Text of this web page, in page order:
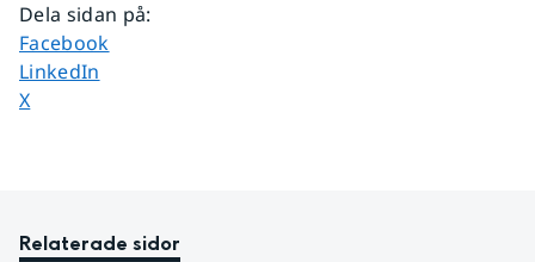
Dela sidan på:
Dela sidan på
Facebook
Dela sidan på
LinkedIn
Dela sidan på
X
Relaterade sidor